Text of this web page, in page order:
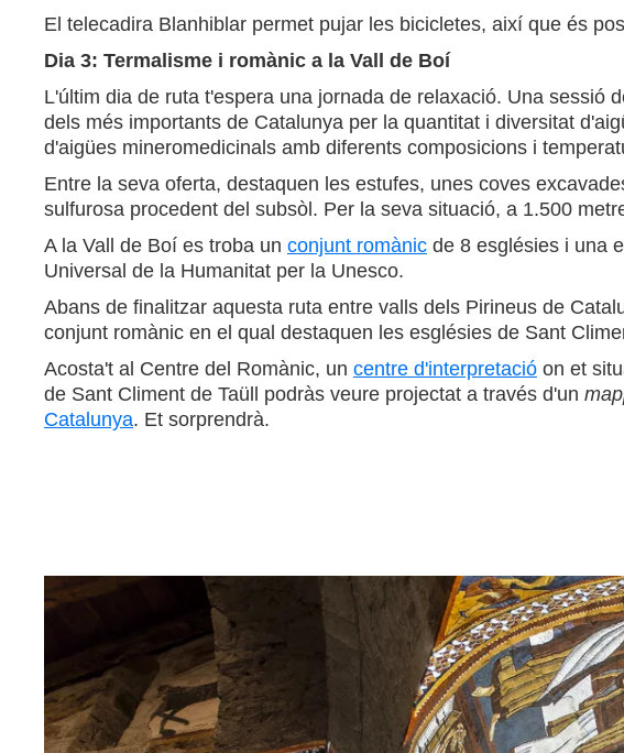
El telecadira Blanhiblar permet pujar les bicicletes, així que és
Dia 3: Termalisme i romànic a la Vall de Boí
L'últim dia de ruta t'espera una jornada de relaxació. Una sessió
dels més importants de Catalunya per la quantitat i diversitat
d'aigües mineromedicinals amb diferents composicions i
Entre la seva oferta, destaquen les estufes, unes coves
sulfurosa procedent del subsòl. Per la seva situació, a 1.500
A la Vall de Boí es troba un conjunt romànic de 8 esglésies i una
Universal de la Humanitat per la Unesco.
Abans de finalitzar aquesta ruta entre valls dels Pirineus de
conjunt romànic en el qual destaquen les esglésies de Sant
Acosta't al Centre del Romànic, un centre d'interpretació on et
de Sant Climent de Taüll podràs veure projectat a través d'un
Catalunya. Et sorprendrà.